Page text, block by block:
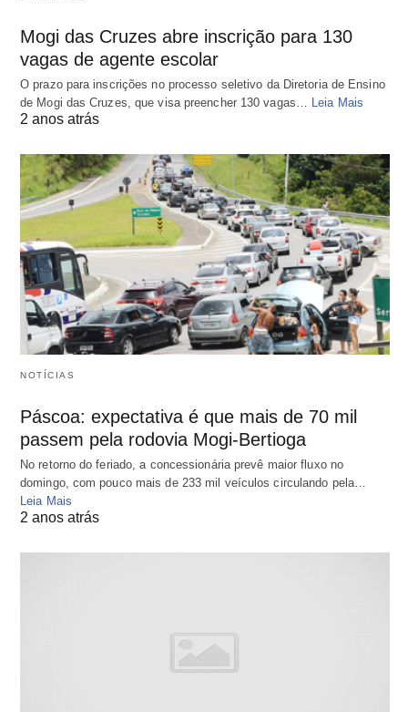
Mogi das Cruzes abre inscrição para 130
vagas de agente escolar
O prazo para inscrições no processo seletivo da Diretoria de Ensino
de Mogi das Cruzes, que visa preencher 130 vagas… Leia Mais
2 anos atrás
NOTÍCIAS
Páscoa: expectativa é que mais de 70 mil
passem pela rodovia Mogi-Bertioga
No retorno do feriado, a concessionária prevê maior fluxo no
domingo, com pouco mais de 233 mil veículos circulando pela…
Leia Mais
2 anos atrás